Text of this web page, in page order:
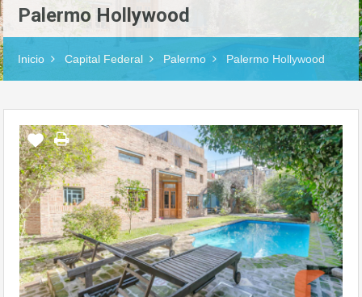
Palermo Hollywood
Inicio Capital Federal Palermo Palermo Hollywood